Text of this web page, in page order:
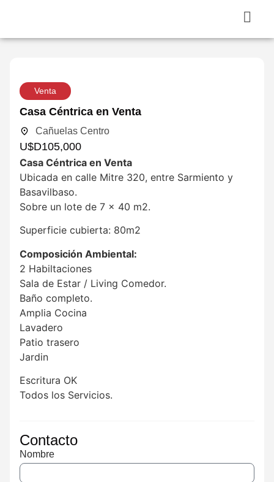
Venta
Casa Céntrica en Venta
Cañuelas Centro
U$D105,000
Casa Céntrica en Venta
Ubicada en calle Mitre 320, entre Sarmiento y
Basavilbaso.
Sobre un lote de 7 x 40 m2.
Superficie cubierta: 80m2
Composición Ambiental:
2 Habiltaciones
Sala de Estar / Living Comedor.
Baño completo.
Amplia Cocina
Lavadero
Patio trasero
Jardin
Escritura OK
Todos los Servicios.
Contacto
Nombre